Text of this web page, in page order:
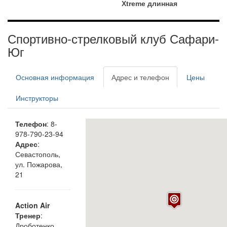
Xtreme длинная
Спортивно-стрелковый клуб Сафари-
Юг
Основная информация Адрес и телефон Цены
Инструкторы
Телефон: 8-
978-790-23-94
Адрес:
Севастополь,
ул. Пожарова,
21
Action Air
Тренер: